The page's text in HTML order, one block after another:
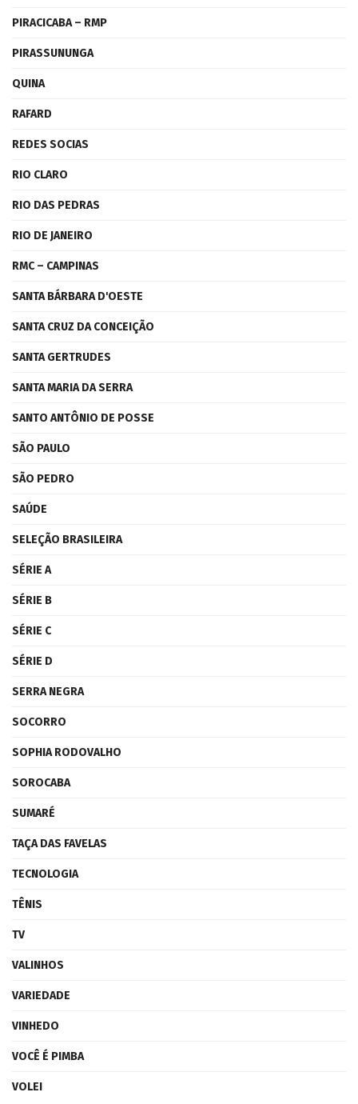
PIRACICABA – RMP
PIRASSUNUNGA
QUINA
RAFARD
REDES SOCIAS
RIO CLARO
RIO DAS PEDRAS
RIO DE JANEIRO
RMC – CAMPINAS
SANTA BÁRBARA D'OESTE
SANTA CRUZ DA CONCEIÇÃO
SANTA GERTRUDES
SANTA MARIA DA SERRA
SANTO ANTÔNIO DE POSSE
SÃO PAULO
SÃO PEDRO
SAÚDE
SELEÇÃO BRASILEIRA
SÉRIE A
SÉRIE B
SÉRIE C
SÉRIE D
SERRA NEGRA
SOCORRO
SOPHIA RODOVALHO
SOROCABA
SUMARÉ
TAÇA DAS FAVELAS
TECNOLOGIA
TÊNIS
TV
VALINHOS
VARIEDADE
VINHEDO
VOCÊ É PIMBA
VOLEI